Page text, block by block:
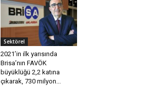
Sektörel
2021’in ilk yarısında
Brisa’nın FAVÖK
büyüklüğü 2,2 katına
çıkarak, 730 milyon...